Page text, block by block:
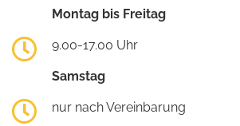
Montag bis Freitag
9.00-17.00 Uhr
Samstag
nur nach Vereinbarung